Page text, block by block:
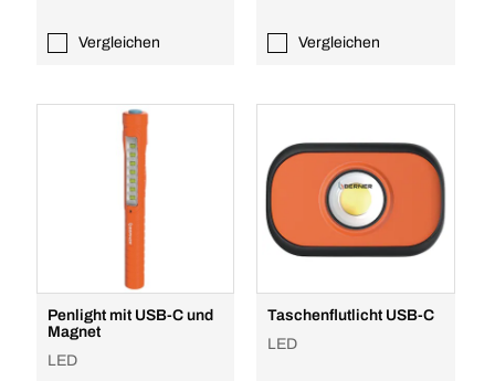
Vergleichen Vergleichen
Penlight mit USB-C und
Magnet
LED
Taschenflutlicht USB-C
LED